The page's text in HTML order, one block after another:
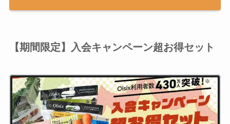
【期間限定】入会キャンペーン超お得セット